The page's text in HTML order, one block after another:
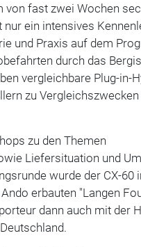
von fast zwei Wochen
ein intensives
und Praxis auf dem
durch das
vergleichbare Plug-in-
zu
zu den Themen
Liefersituation und
wurde der CX-60
erbauten "Langen
dann auch mit der